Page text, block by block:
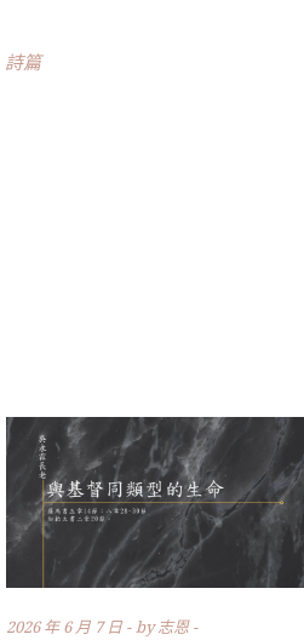
詩篇
2026 年 6 月 7 日 by志恩